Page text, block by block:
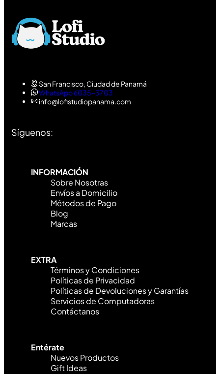
San Francisco, Ciudad de Panamá
WhatsApp 6035-3703
info@lofistudiopanama.com
Síguenos:
INFORMACIÓN
Sobre Nosotras
Envíos a Domicilio
Métodos de Pago
Blog
Marcas
EXTRA
Términos y Condiciones
Políticas de Privacidad
Políticas de Devoluciones y Garantías
Servicios de Computadoras
Contáctanos
Entérate
Nuevos Productos
Gift Ideas